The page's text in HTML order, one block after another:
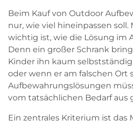
Beim Kauf von Outdoor
nur, wie viel hineinpassen
wichtig ist, wie die Lösung im
Denn ein großer Schrank
Kinder ihn kaum
oder wenn er am falschen Ort
Aufbewahrungslösungen
vom tatsächlichen Bedarf aus
Ein zentrales Kriterium ist das